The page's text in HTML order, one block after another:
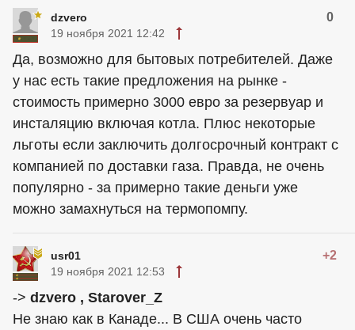
dzvero 0
19 ноября 2021 12:42
Да, возможно для бытовых потребителей. Даже
у нас есть такие предложения на рынке -
стоимость примерно 3000 евро за резервуар и
инсталяцию включая котла. Плюс некоторые
льготы если заключить долгосрочный контракт с
компанией по доставки газа. Правда, не очень
популярно - за примерно такие деньги уже
можно замахнуться на термопомпу.
usr01 +2
19 ноября 2021 12:53
-> dzvero , Starover_Z
Не знаю как в Канаде... В США очень часто